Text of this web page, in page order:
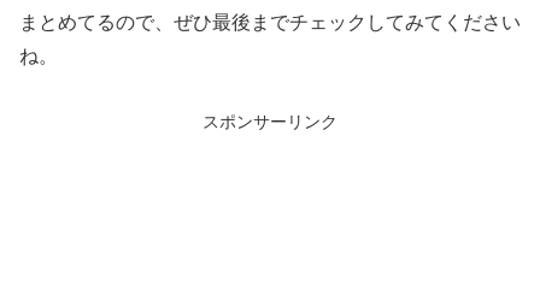
まとめてるので、ぜひ最後までチェックしてみてください
ね。
スポンサーリンク